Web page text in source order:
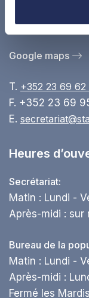
Administration
17,
Google maps
T. +352 23 69 62
F. +352 23 69
E.
Heures
Secrétariat:
Matin : Lundi -
Après-midi : sur
Bureau de la
Matin : Lundi -
Après-midi :
Fermé les